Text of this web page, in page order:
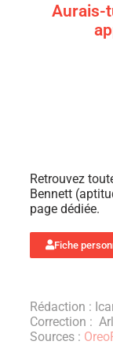
Aurais-
Retrouvez
Bennett
page dédiée.
Fiche
Rédaction :
Correction :
Sources :